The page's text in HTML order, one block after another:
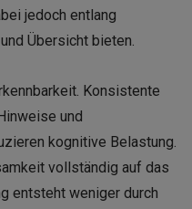
jedoch entlang
Übersicht bieten.
Konsistente
und
kognitive Belastung.
vollständig auf das
entsteht weniger durch